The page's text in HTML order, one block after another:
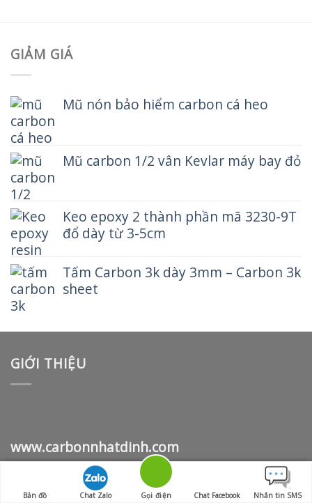
GIẢM GIÁ
Mũ nón bảo hiểm carbon cá heo
Mũ carbon 1/2 vân Kevlar máy bay đỏ
Keo epoxy 2 thành phần mã 3230-9T
đổ dày từ 3-5cm
Tấm Carbon 3k dày 3mm – Carbon 3k
sheet
GIỚI THIỆU
www.carbonnhatdinh.com
HỖ TRỢ KHÁCH HÀNG
Bản đồ Chat Zalo Gọi điện Chat Facebook Nhắn tin SMS